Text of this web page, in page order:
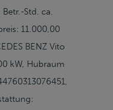
Std. ca.
11.000,00
BENZ Vito
kW, Hubraum